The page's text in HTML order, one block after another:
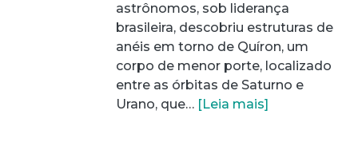
astrônomos, sob liderança
brasileira, descobriu estruturas de
anéis em torno de Quíron, um
corpo de menor porte, localizado
entre as órbitas de Saturno e
Urano, que… [Leia mais]